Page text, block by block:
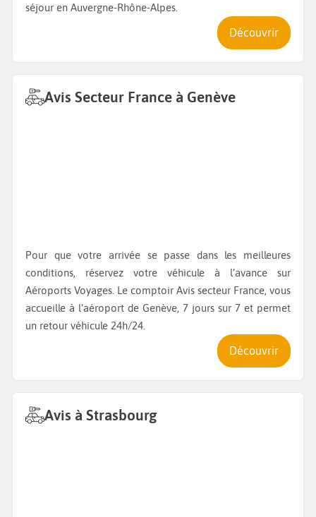
séjour en Auvergne-Rhône-Alpes.
Découvrir
Avis Secteur France à Genève
Pour que votre arrivée se passe dans les meilleures
conditions, réservez votre véhicule à l’avance sur
Aéroports Voyages. Le comptoir Avis secteur France, vous
accueille à l’aéroport de Genève, 7 jours sur 7 et permet
un retour véhicule 24h/24.
Découvrir
Avis à Strasbourg